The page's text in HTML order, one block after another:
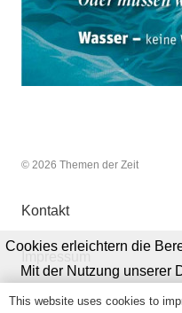
© 2026 Themen der Zeit
Kontakt
Datenschutz
This website uses cookies to
Cookies erleichtern die
Mit der Nutzung unserer
damit einverstanden,